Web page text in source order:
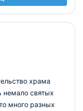
храма
немало святых
много разных